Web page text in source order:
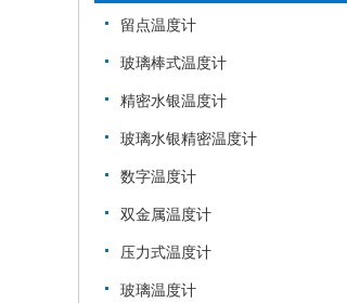
留点温度计
玻璃棒式温度计
精密水银温度计
玻璃水银精密温度计
数字温度计
双金属温度计
压力式温度计
玻璃温度计